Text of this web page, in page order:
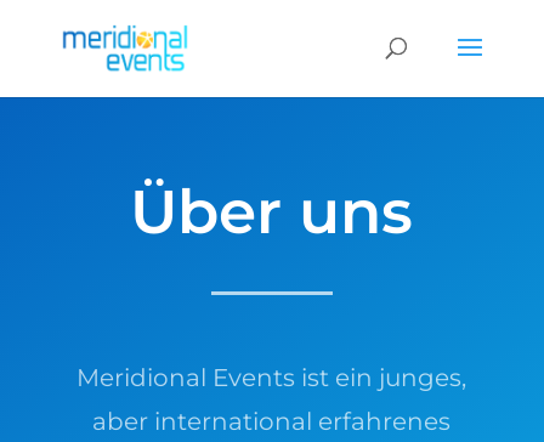
Über uns
Meridional Events ist ein junges,
aber international erfahrenes